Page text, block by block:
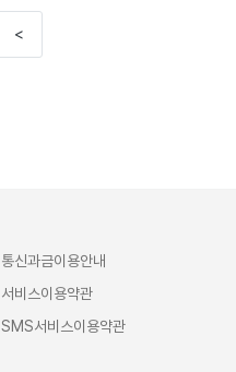
<
통신과금이용안내
서비스이용약관
SMS서비스이용약관